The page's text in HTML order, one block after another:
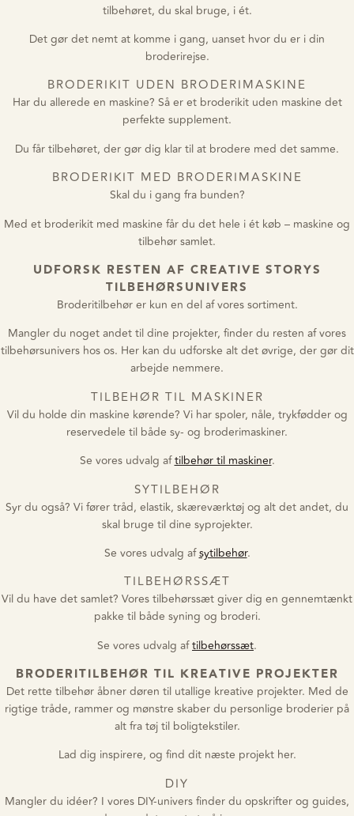
tilbehøret, du skal bruge, i ét.
Det gør det nemt at komme i gang, uanset hvor du er i din
broderirejse.
BRODERIKIT UDEN BRODERIMASKINE
Har du allerede en maskine? Så er et broderikit uden maskine det
perfekte supplement.
Du får tilbehøret, der gør dig klar til at brodere med det samme.
BRODERIKIT MED BRODERIMASKINE
Skal du i gang fra bunden?
Med et broderikit med maskine får du det hele i ét køb – maskine og
tilbehør samlet.
UDFORSK RESTEN AF CREATIVE STORYS
TILBEHØRSUNIVERS
Broderitilbehør er kun en del af vores sortiment.
Mangler du noget andet til dine projekter, finder du resten af vores
tilbehørsunivers hos os. Her kan du udforske alt det øvrige, der gør dit
arbejde nemmere.
TILBEHØR TIL MASKINER
Vil du holde din maskine kørende? Vi har spoler, nåle, trykfødder og
reservedele til både sy- og broderimaskiner.
Se vores udvalg aftilbehør til maskiner.
SYTILBEHØR
Syr du også? Vi fører tråd, elastik, skæreværktøj og alt det andet, du
skal bruge til dine syprojekter.
Se vores udvalg afsytilbehør.
TILBEHØRSSÆT
Vil du have det samlet? Vores tilbehørssæt giver dig en gennemtænkt
pakke til både syning og broderi.
Se vores udvalg aftilbehørssæt.
BRODERITILBEHØR TIL KREATIVE PROJEKTER
Det rette tilbehør åbner døren til utallige kreative projekter. Med de
rigtige tråde, rammer og mønstre skaber du personlige broderier på
alt fra tøj til boligtekstiler.
Lad dig inspirere, og find dit næste projekt her.
DIY
Mangler du idéer? I vores DIY-univers finder du opskrifter og guides,